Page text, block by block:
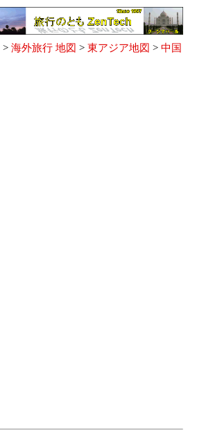
> 海外旅行 地図 > 東アジア地図 > 中国